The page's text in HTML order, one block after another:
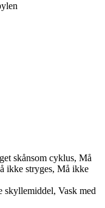
skånsom cyklus, Må
ikke stryges, Må ikke
skyllemiddel, Vask med